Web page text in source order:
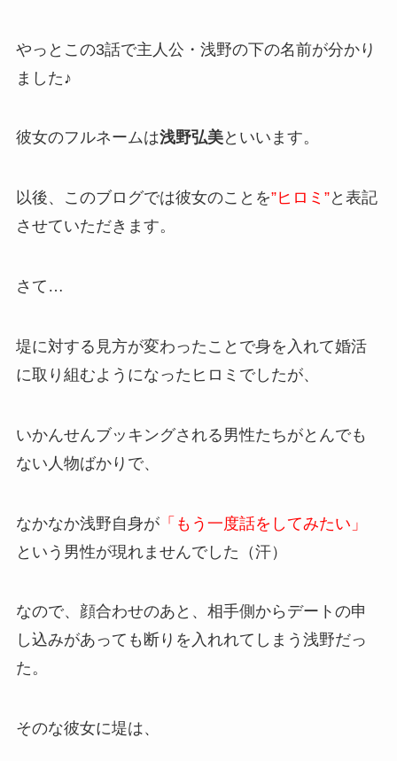
やっとこの3話で主人公・浅野の下の名前が分かり
ました♪
彼女のフルネームは浅野弘美といいます。
以後、このブログでは彼女のことを”ヒロミ”と表記
させていただきます。
さて…
堤に対する見方が変わったことで身を入れて婚活
に取り組むようになったヒロミでしたが、
いかんせんブッキングされる男性たちがとんでも
ない人物ばかりで、
なかなか浅野自身が「もう一度話をしてみたい」
という男性が現れませんでした（汗）
なので、顔合わせのあと、相手側からデートの申
し込みがあっても断りを入れれてしまう浅野だっ
た。
そのな彼女に堤は、